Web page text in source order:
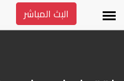
البث المباشر